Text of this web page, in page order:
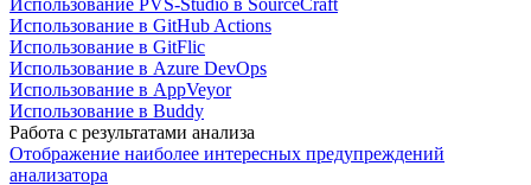
Использование в GitHub Actions
Использование в GitFlic
Использование в Azure DevOps
Использование в AppVeyor
Использование в Buddy
Работа с результатами анализа
Отображение наиболее интересных предупреждений
анализатора